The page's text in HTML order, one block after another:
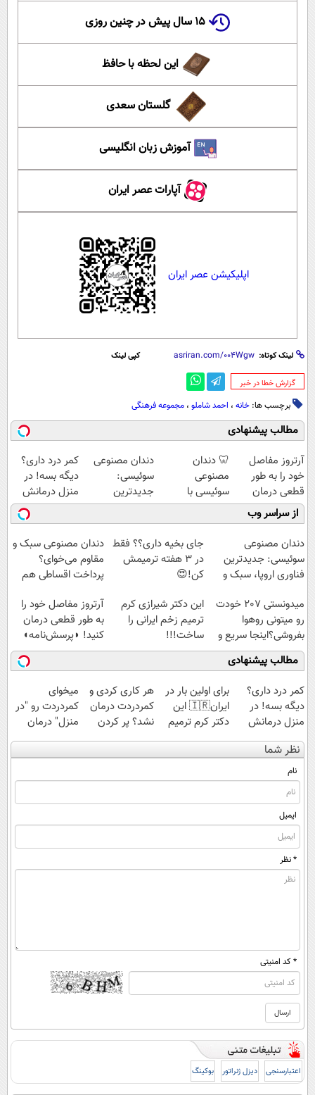
۱۵ سال پیش در چنین روزی
این لحظه با حافظ
گلستان سعدی
آموزش زبان انگلیسی
آپارات عصر ایران
اپلیکیشن عصر ایران
لینک کوتاه: کپی لینک
‌گزارش خطا در خبر
برچسب ها: خانه ، احمد شاملو ، مجموعه فرهنگی
مطالب پیشنهادی
آرتروز مفاصل
خود را به طور
قطعی درمان
کنید!
◗پرسش‌نامه◖
🦷 دندان
مصنوعی
سوئیسی با
تکنولوژی
دیجیتال |
پرداخت در 4
قسط |📍 تهران
دندان مصنوعی
سوئیسی:
جدیدترین
فناوری اروپا،
سبک و مقاوم |
پرداخت قسطی
کمر درد داری؟
دیگه بسه! در
منزل درمانش
کن
(◀پرسش‌نامه)
از سراسر وب
دندان مصنوعی
سوئیسی: جدیدترین
فناوری اروپا، سبک و
قسطی
جای بخیه داری؟؟ فقط
در 3 هفته ترمیمش
کن!😍
دندان مصنوعی سبک و
مقاوم می‌خوای؟
پرداخت اقساطی هم
میدونستی 207 خودت
رو میتونی روهوا
بفروشی؟اینجا سریع و
راحت بفروش
این دکتر شیرازی کرم
ترمیم زخم ایرانی را
ساخت!!!
آرتروز مفاصل خود را
به طور قطعی درمان
کنید! ◗پرسش‌نامه◖
مطالب پیشنهادی
کمر درد داری؟
دیگه بسه! در
منزل درمانش
کن
(◀پرسش‌نامه)
برای اولین بار در
ایران🇮🇷 این
دکتر کرم ترمیم
کننده 23 روزه
ساخت!
هر کاری کردی و
کمردردت درمان
نشد؟ پر کردن
پرسشنامه و
دریافت راه حل
میخوای
کمردردت رو "در
منزل" درمان
کنی؟ (◂فیلم +
◂پرسش‌نامه)
نظر شما
نام
ایمیل
* نظر
* کد امنیتی
اعتبارسنجی دیزل ژنراتور بوکینگ